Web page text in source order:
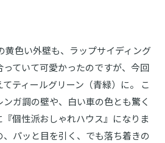
黄色い外壁も、ラップサイディング
っていて可愛かったのですが、今回
ティールグリーン（青緑）に。 こ
ガ調の壁や、白い車の色とも驚く
個性派おしゃれハウス』になりま
、パッと目を引く、でも落ち着きの